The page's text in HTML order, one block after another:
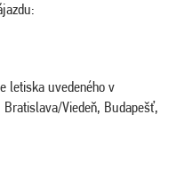
letiska uvedeného v
Viedeň, Budapešť,